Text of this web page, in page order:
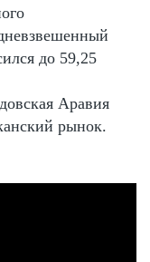
до 59,25
Аравия
рынок.